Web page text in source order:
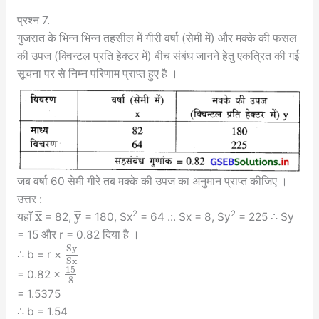
प्रश्न 7.
गुजरात के भिन्न भिन्न तहसील में गीरी वर्षा (सेमी में) और मक्के की फसल
की उपज (क्विन्टल प्रति हेक्टर में) बीच संबंध जानने हेतु एकत्रित की गई
सूचना पर से निम्न परिणाम प्राप्त हुए है ।
जब वर्षा 60 सेमी गीरे तब मक्के की उपज का अनुमान प्राप्त कीजिए ।
उत्तर :
यहाँx
¯¯
¯ = 82,y
¯¯
¯ = 180, Sx2 = 64 .:. Sx = 8, Sy2 = 225 ∴ Sy
= 15 और r = 0.82 दिया है ।
∴ b = r × Sy
Sx
= 0.82 × 15
8
= 1.5375
∴ b = 1.54